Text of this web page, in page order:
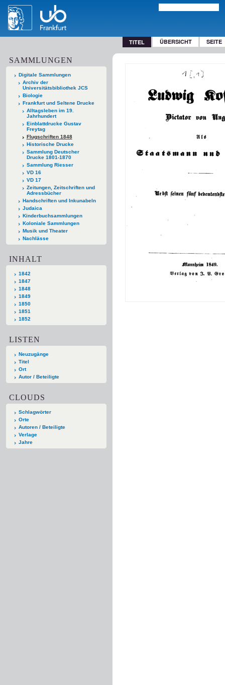
TITEL ÜBERSICHT SEITE
SAMMLUNGEN
Digitale Sammlungen
Archiv der
Universitätsbibliothek JCS
Biologie
Frankfurt und Seltene Drucke
Alltagsleben im 19.
Jahrhundert
Einblattdrucke Gustav
Freytag
Flugschriften 1848
Historische Drucke
Sammlung Deutscher
Drucke 1801-1870
Sammlung Riesser
VD 16
VD 17
Zeitungen, Zeitschriften und
Adressbücher
Handschriften und Inkunabeln
Judaica
Kinderbuchsammlungen
Koloniale Sammlungen
Musik und Theater
Nachlässe
INHALT
1842
1847
1848
1849
1850
1851
1852
LISTEN
Neuzugänge
Titel
Ort
Autor / Beteiligte
CLOUDS
Schlagwörter
Orte
Autoren / Beteiligte
Verlage
Jahre